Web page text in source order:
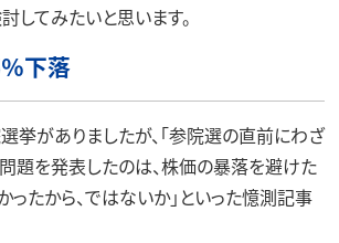
してみたいと思います。
下落
がありましたが、「参院選の直前にわざ
題を発表したのは、株価の暴落を避けた
たから、ではないか」といった憶測記事